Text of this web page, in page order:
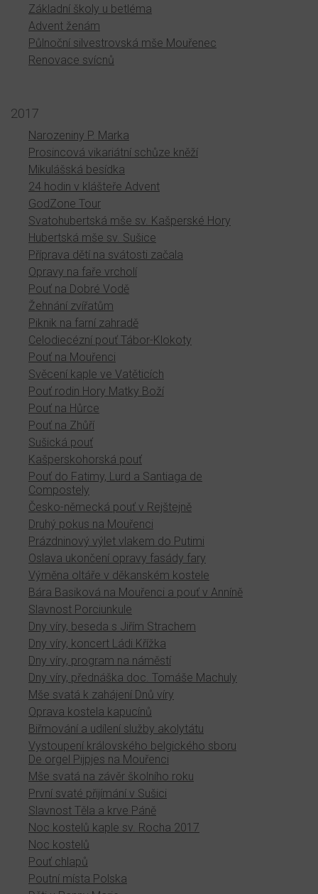
Základní školy u betléma
Advent ženám
Půlnoční silvestrovská mše Mouřenec
Renovace svícnů
2017
Narozeniny P. Marka
Prosincová vikariátní schůze kněží
Mikulášská besídka
24 hodin v klášteře Advent
GodZone Tour
Svatohubertská mše sv. Kašperské Hory
Hubertská mše sv. Sušice
Příprava dětí na svátosti začala
Opravy na faře vrcholí
Pouť na Dobré Vodě
Žehnání zvířatům
Piknik na farní zahradě
Celodiecézní pouť Tábor-Klokoty
Pouť na Mouřenci
Svěcení kaple ve Vatěticích
Pouť rodin Hory Matky Boží
Pouť na Hůrce
Pouť na Zhůří
Sušická pouť
Kašperskohorská pouť
Pouť do Fatimy, Lurd a Santiaga de
Compostely
Česko-německá pouť v Rejštejně
Druhý pokus na Mouřenci
Prázdninový výlet vlakem do Putimi
Oslava ukončení opravy fasády fary
Výměna oltáře v děkanském kostele
Bára Basiková na Mouřenci a pouť v Anníně
Slavnost Porciunkule
Dny víry, beseda s Jiřím Strachem
Dny víry, koncert Ládi Křížka
Dny víry, program na náměstí
Dny víry, přednáška doc. Tomáše Machuly
Mše svatá k zahájení Dnů víry
Oprava kostela kapucínů
Biřmování a udílení služby akolytátu
Vystoupení královského belgického sboru
De orgel Pijpjes na Mouřenci
Mše svatá na závěr školního roku
První svaté přijímání v Sušici
Slavnost Těla a krve Páně
Noc kostelů kaple sv. Rocha 2017
Noc kostelů
Pouť chlapů
Poutní místa Polska